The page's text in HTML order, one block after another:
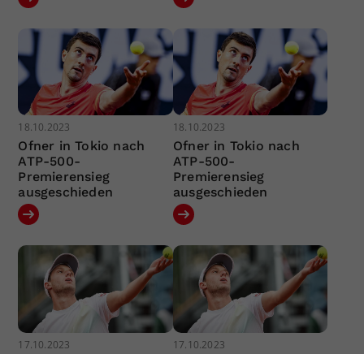
18.10.2023
Ofner in Tokio nach
ATP-500-
Premierensieg
ausgeschieden
18.10.2023
Ofner in Tokio nach
ATP-500-
Premierensieg
ausgeschieden
17.10.2023 17.10.2023